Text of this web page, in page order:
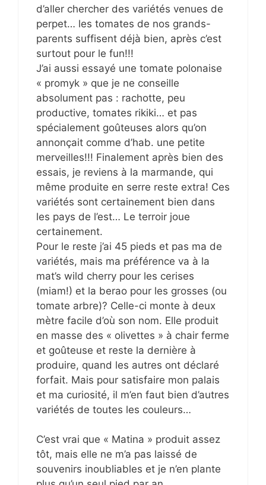
d’aller chercher des variétés venues de
perpet… les tomates de nos grands-
parents suffisent déjà bien, après c’est
surtout pour le fun!!!
J’ai aussi essayé une tomate polonaise
« promyk » que je ne conseille
absolument pas : rachotte, peu
productive, tomates rikiki… et pas
spécialement goûteuses alors qu’on
annonçait comme d’hab. une petite
merveilles!!! Finalement après bien des
essais, je reviens à la marmande, qui
même produite en serre reste extra! Ces
variétés sont certainement bien dans
les pays de l’est… Le terroir joue
certainement.
Pour le reste j’ai 45 pieds et pas ma de
variétés, mais ma préférence va à la
mat’s wild cherry pour les cerises
(miam!) et la berao pour les grosses (ou
tomate arbre)? Celle-ci monte à deux
mètre facile d’où son nom. Elle produit
en masse des « olivettes » à chair ferme
et goûteuse et reste la dernière à
produire, quand les autres ont déclaré
forfait. Mais pour satisfaire mon palais
et ma curiosité, il m’en faut bien d’autres
variétés de toutes les couleurs…
C’est vrai que « Matina » produit assez
tôt, mais elle ne m’a pas laissé de
souvenirs inoubliables et je n’en plante